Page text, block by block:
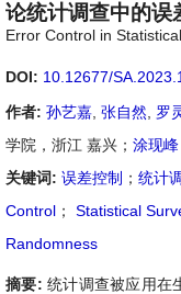
论统计调查中的误
Error Control in
DOI: 10.12677/
作者: 孙艺嘉 张自然 罗
学院，浙江 嘉兴； 涂现峰
关键词: 误差控制 ； 统计
Control ； Statistical
Randomness
摘要: 统计调查被应用在